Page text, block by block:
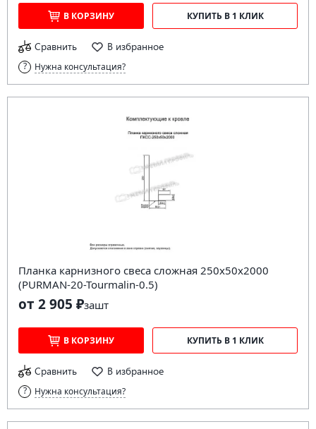
В КОРЗИНУ КУПИТЬ В 1 КЛИК
Сравнить В избранное
Нужна консультация?
Планка карнизного свеса сложная 250х50х2000
(PURMAN-20-Tourmalin-0.5)
от 2 905 ₽зашт
В КОРЗИНУ КУПИТЬ В 1 КЛИК
Сравнить В избранное
Нужна консультация?